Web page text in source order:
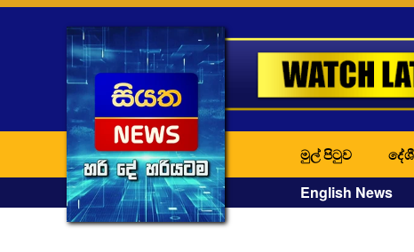
මුල් පිටුව
English News